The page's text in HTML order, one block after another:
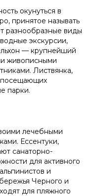
окунуться в
принятое называть
разнообразные виды
экскурсии,
— крупнейший
живописными
Листвянка,
посещающих
парки.
лечебными
Ессентуки,
санаторно-
для активного
и
Черного и
для пляжного